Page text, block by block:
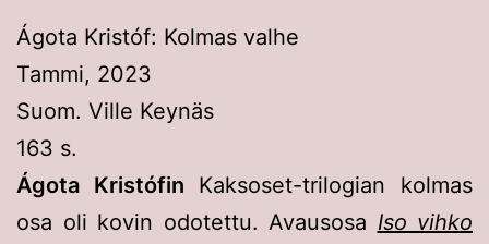
Ágota Kristóf: Kolmas valhe
Tammi, 2023
Suom. Ville Keynäs
163 s.
Ágota Kristófin Kaksoset-trilogian kolmas
osa oli kovin odotettu. Avausosa Iso vihko